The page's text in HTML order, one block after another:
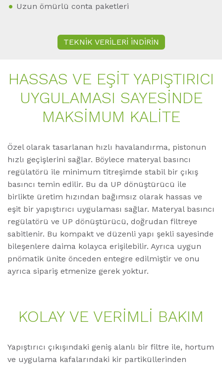
Uzun ömürlü conta paketleri
TEKNİK VERİLERİ İNDİRİN
HASSAS VE EŞIT YAPIŞTIRICI
UYGULAMASI SAYESINDE
MAKSIMUM KALITE
Özel olarak tasarlanan hızlı havalandırma, pistonun
hızlı geçişlerini sağlar. Böylece materyal basıncı
regülatörü ile minimum titreşimde stabil bir çıkış
basıncı temin edilir. Bu da UP dönüştürücü ile
birlikte üretim hızından bağımsız olarak hassas ve
eşit bir yapıştırıcı uygulaması sağlar. Materyal basıncı
regülatörü ve UP dönüştürücü, doğrudan filtreye
sabitlenir. Bu kompakt ve düzenli yapı şekli sayesinde
bileşenlere daima kolayca erişilebilir. Ayrıca uygun
pnömatik ünite önceden entegre edilmiştir ve onu
ayrıca sipariş etmenize gerek yoktur.
KOLAY VE VERIMLI BAKIM
Yapıştırıcı çıkışındaki geniş alanlı bir filtre ile, hortum
ve uygulama kafalarındaki kir partiküllerinden